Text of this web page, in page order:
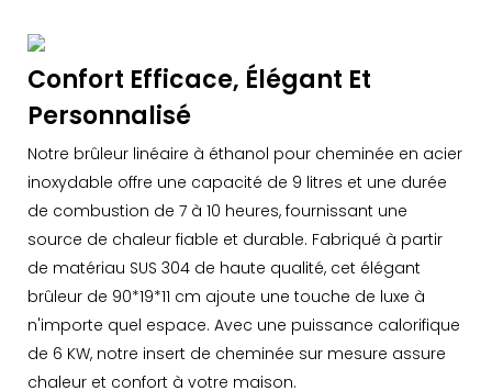
Confort Efficace, Élégant Et
Personnalisé
Notre brûleur linéaire à éthanol pour cheminée en acier
inoxydable offre une capacité de 9 litres et une durée
de combustion de 7 à 10 heures, fournissant une
source de chaleur fiable et durable. Fabriqué à partir
de matériau SUS 304 de haute qualité, cet élégant
brûleur de 90*19*11 cm ajoute une touche de luxe à
n'importe quel espace. Avec une puissance calorifique
de 6 KW, notre insert de cheminée sur mesure assure
chaleur et confort à votre maison.